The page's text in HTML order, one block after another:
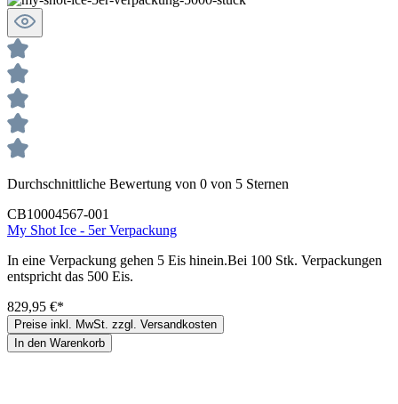
Durchschnittliche Bewertung von 0 von 5 Sternen
CB10004567-001
My Shot Ice - 5er Verpackung
In eine Verpackung gehen 5 Eis hinein.Bei 100 Stk. Verpackungen
entspricht das 500 Eis.
829,95 €*
Preise inkl. MwSt. zzgl. Versandkosten
In den Warenkorb